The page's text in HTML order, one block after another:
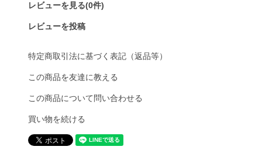
レビューを見る(0件)
レビューを投稿
特定商取引法に基づく表記（返品等）
この商品を友達に教える
この商品について問い合わせる
買い物を続ける